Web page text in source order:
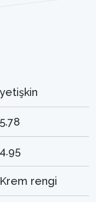
yetişkin
5.78
4.95
Krem rengi